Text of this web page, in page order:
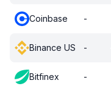
Coinbase -
Binance US -
Bitfinex -